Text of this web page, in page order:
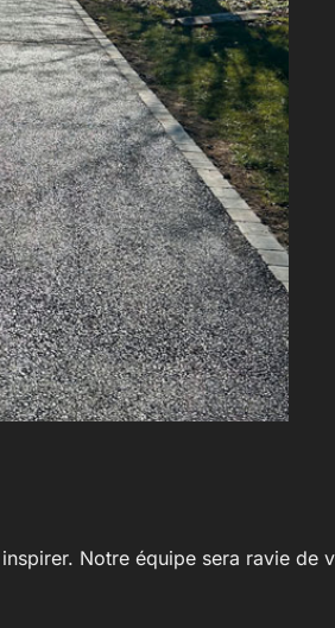
Notre équipe sera ravie de